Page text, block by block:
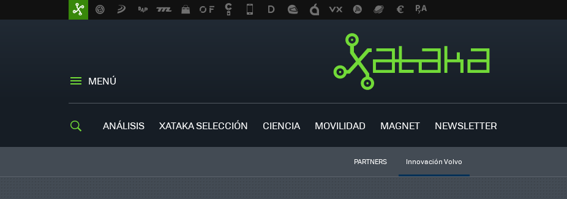
MENÚ
ANÁLISIS XATAKA SELECCIÓN CIENCIA MOVILIDAD MAGNET NEWSLETTER
PARTNERS Innovación Volvo